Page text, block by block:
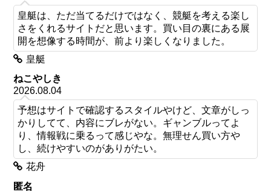
皇艇は、ただ当てるだけではなく、競艇を考える楽し
さをくれるサイトだと思います。買い目の裏にある展
開を想像する時間が、前より楽しくなりました。
皇艇
ねこやしき
2026.08.04
予想はサイトで確認するスタイルやけど、文章がしっ
かりしてて、内容にブレがない。ギャンブルってよ
り、情報戦に乗るって感じやな。無理せん買い方や
し、続けやすいのがありがたい。
花舟
匿名